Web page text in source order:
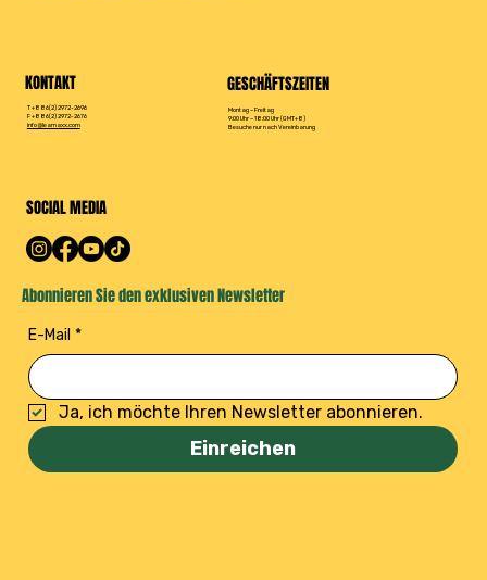
T +886(2) 2972-2696
F +886(2) 2972-2676
info@leamaxx.com
KONTAKT
Montag – Freitag
9:00 Uhr – 18:00 Uhr (GMT+8)
Besuche nur nach Vereinbarung
GESCHÄFTSZEITEN
Abonnieren Sie den exklusiven Newsletter
SOCIAL MEDIA
E-Mail *
Ja, ich möchte Ihren Newsletter abonnieren.
Einreichen